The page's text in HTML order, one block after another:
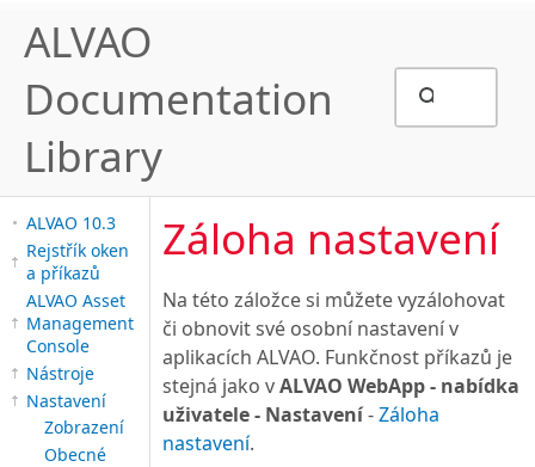
ALVAO
Documentation
Library
ALVAO 10.3
Rejstřík oken
a příkazů
ALVAO Asset
Management
Console
Nástroje
Nastavení
Zobrazení
Obecné
Záloha nastavení
Na této záložce si můžete vyzálohovat
či obnovit své osobní nastavení v
aplikacích ALVAO. Funkčnost příkazů je
stejná jako vALVAO WebApp - nabídka
uživatele - Nastavení-Záloha
nastavení.